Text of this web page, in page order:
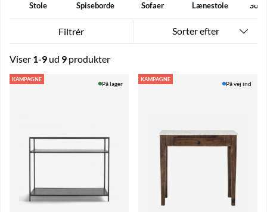
Stole Spiseborde Sofaer Lænestole
Filtrér Sorter efter
Viser 1-9 ud 9 produkter
Produkter
KAMPAGNE
På lager
KAMPAGNE
På vej ind